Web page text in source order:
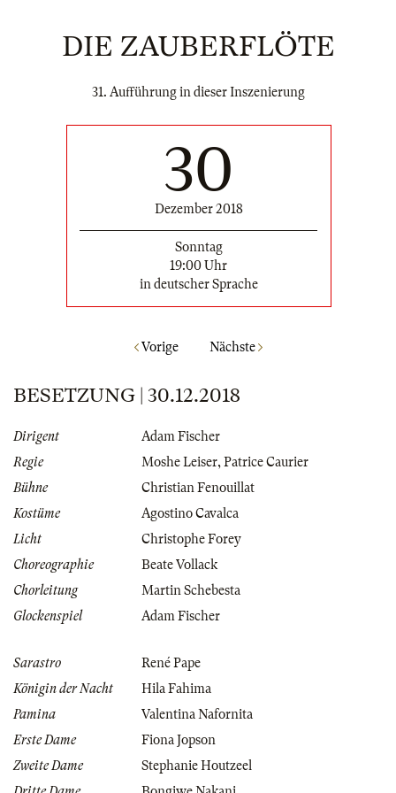
DIE ZAUBERFLÖTE
31. Aufführung in dieser Inszenierung
30
Dezember 2018
Sonntag
19:00 Uhr
in deutscher Sprache
Vorige Nächste
BESETZUNG | 30.12.2018
Dirigent
Adam Fischer
Regie
Moshe Leiser,Patrice Caurier
Bühne
Christian Fenouillat
Kostüme
Agostino Cavalca
Licht
Christophe Forey
Choreographie
Beate Vollack
Chorleitung
Martin Schebesta
Glockenspiel
Adam Fischer
Sarastro
René Pape
Königin der Nacht
Hila Fahima
Pamina
Valentina Nafornita
Erste Dame
Fiona Jopson
Zweite Dame
Stephanie Houtzeel